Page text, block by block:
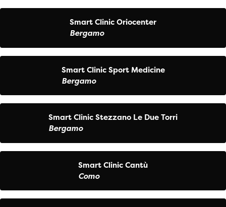
Smart Clinic Oriocenter
Bergamo
Smart Clinic Sport Medicine
Bergamo
Smart Clinic Stezzano Le Due Torri
Bergamo
Smart Clinic Cantù
Como